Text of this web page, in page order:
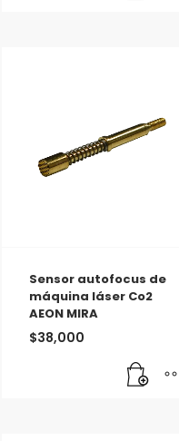
Sensor autofocus de
máquina láser Co2
AEON MIRA
$38,000